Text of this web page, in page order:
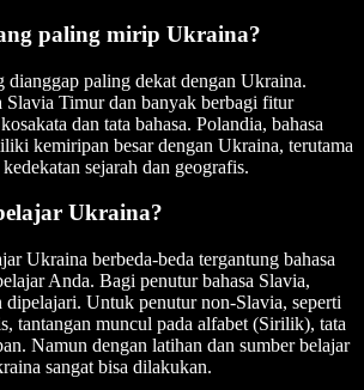
paling mirip Ukraina?
dianggap paling dekat dengan Ukraina.
Slavia Timur dan banyak berbagi fitur
dan tata bahasa. Polandia, bahasa
kemiripan besar dengan Ukraina, terutama
sejarah dan geografis.
Ukraina?
Ukraina berbeda-beda tergantung bahasa
Anda. Bagi penutur bahasa Slavia,
Untuk penutur non-Slavia, seperti
tantangan muncul pada alfabet (Sirilik), tata
Namun dengan latihan dan sumber belajar
sangat bisa dilakukan.